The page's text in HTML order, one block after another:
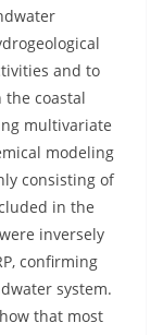
and to
the coastal
multivariate
modeling
consisting of
in the
inversely
confirming
system.
that most